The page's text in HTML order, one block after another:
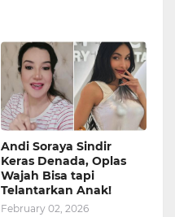
Andi Soraya Sindir
Keras Denada, Oplas
Wajah Bisa tapi
Telantarkan Anak!
February 02, 2026